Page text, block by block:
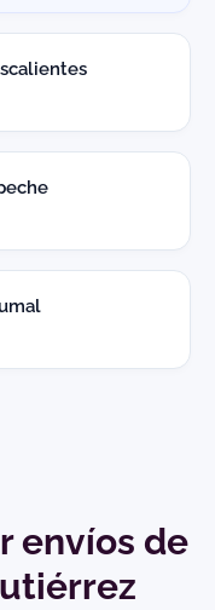
envíos de